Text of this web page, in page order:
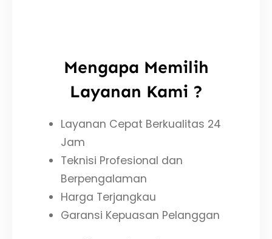
Mengapa Memilih
Layanan Kami ?
Layanan Cepat Berkualitas 24
Jam
Teknisi Profesional dan
Berpengalaman
Harga Terjangkau
Garansi Kepuasan Pelanggan